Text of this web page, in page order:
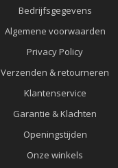
Bedrijfsgegevens
Algemene voorwaarden
Privacy Policy
Verzenden & retourneren
Klantenservice
Garantie & Klachten
Openingstijden
Onze winkels